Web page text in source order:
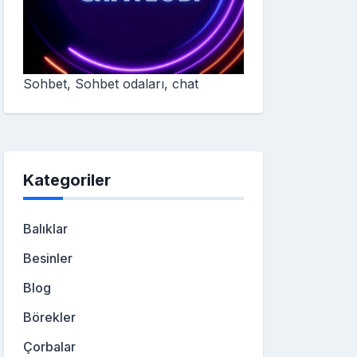
Sohbet, Sohbet odaları, chat
Kategoriler
Balıklar
Besinler
Blog
Börekler
Çorbalar